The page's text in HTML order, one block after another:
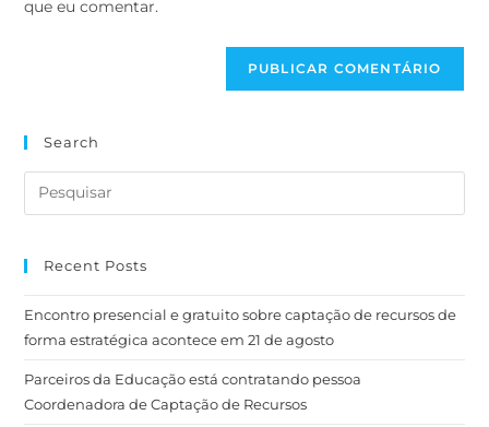
que eu comentar.
Search
Recent Posts
Encontro presencial e gratuito sobre captação de recursos de
forma estratégica acontece em 21 de agosto
Parceiros da Educação está contratando pessoa
Coordenadora de Captação de Recursos